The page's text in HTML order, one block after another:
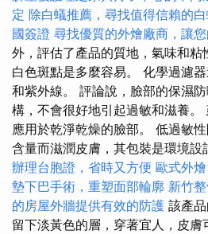
定 除白蟻推薦，尋找值得信賴的
國簽證 尋找優質的外燴廠商，讓
外，評估了產品的質地，氣味和
白色斑點是多麼容易。 化學過濾
和紫外線。 評論說，臉部的保濕
構，不會很好地引起過敏和滋養
應用於乾淨乾燥的臉部。 低過敏
含量而滋潤皮膚，其包裝是環境設
辦理台胞證，省時又方便 歐式外
墊下巴手術，重塑面部輪廓 新竹
的房屋外牆提供有效的防護 該產
留下淡黃色的層，穿著宜人，皮膚